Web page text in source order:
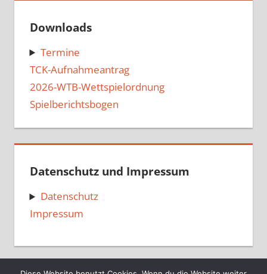
Downloads
Termine
TCK-Aufnahmeantrag
2026-WTB-Wettspielordnung
Spielberichtsbogen
Datenschutz und Impressum
Datenschutz
Impressum